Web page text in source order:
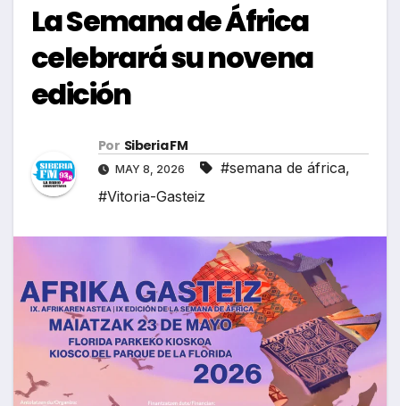
La Semana de África
celebrará su novena
edición
Por Siberia FM
MAY 8, 2026 #semana de áfrica,
#Vitoria-Gasteiz